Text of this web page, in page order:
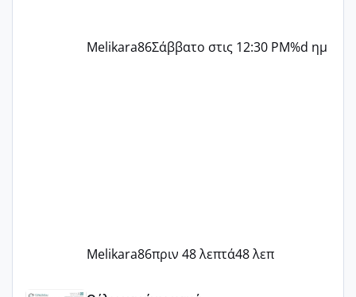
Melikara86Σάββατο στις 12:30 PM%d ημ
Melikara86πριν 48 λεπτά48 λεπ